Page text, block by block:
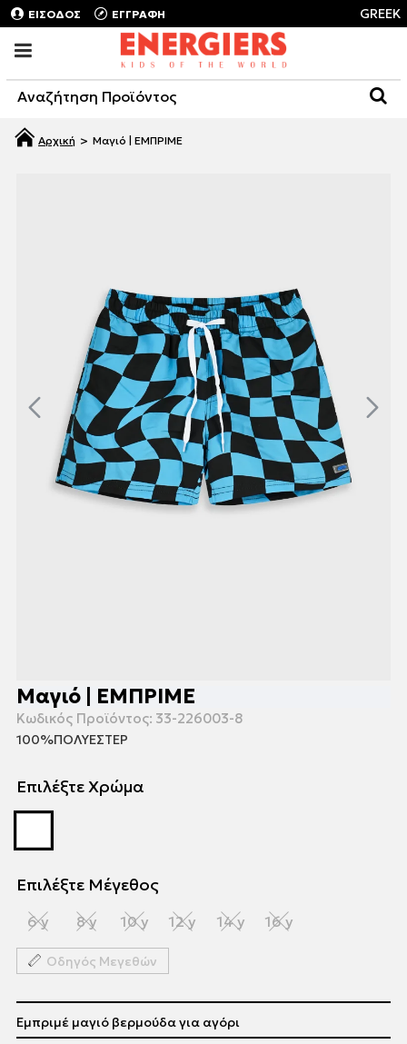
ΕΙΣΟΔΟΣ ΕΓΓΡΑΦΗ GREEK
Μαγιό | ΕΜΠΡΙΜΕ
Μαγιό | ΕΜΠΡΙΜΕ
Κωδικός Προϊόντος: 33-226003-8
100%ΠΟΛΥΕΣΤΕΡ
Επιλέξτε Χρώμα
Επιλέξτε Μέγεθος
6 y 8 y 10 y 12 y 14 y 16 y
Οδηγός Μεγεθών
Εμπριμέ μαγιό βερμούδα για αγόρι